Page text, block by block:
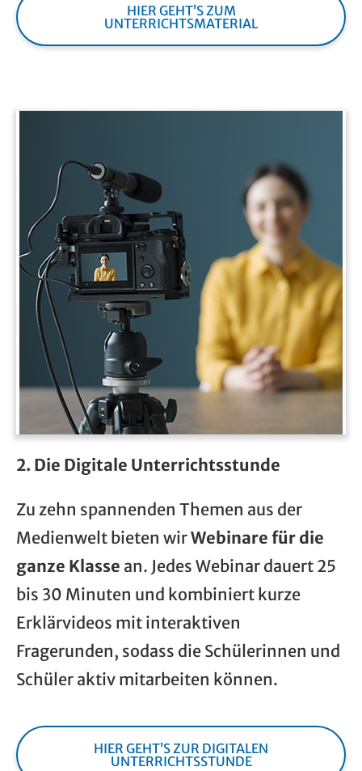
HIER GEHT’S ZUM
UNTERRICHTSMATERIAL
2. Die Digitale Unterrichtsstunde
Zu zehn spannenden Themen aus der
Medienwelt bieten wirWebinare für die
ganze Klasse an. Jedes Webinar dauert 25
bis 30 Minuten und kombiniert kurze
Erklärvideos mit interaktiven
Fragerunden, sodass die Schülerinnen und
Schüler aktiv mitarbeiten können.
HIER GEHT’S ZUR DIGITALEN
UNTERRICHTSSTUNDE